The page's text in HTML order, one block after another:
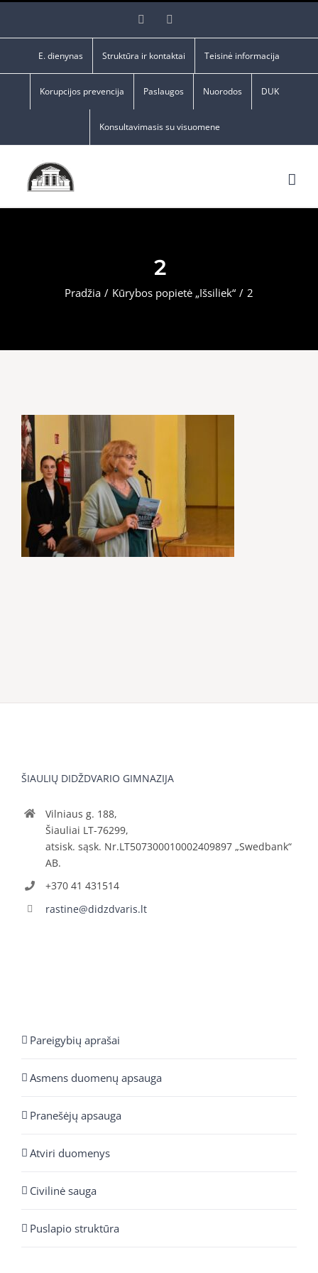
Facebook
E. dienynas Struktūra ir kontaktai Teisinė informacija
Korupcijos prevencija Paslaugos Nuorodos DUK
Konsultavimasis su visuomene
2
Pradžia / Kūrybos popietė „Išsiliek“ / 2
ŠIAULIŲ DIDŽDVARIO GIMNAZIJA
Vilniaus g. 188,
Šiauliai LT-76299,
atsisk. sąsk. Nr.LT507300010002409897 „Swedbank“
AB.
+370 41 431514
rastine@didzdvaris.lt
Pareigybių aprašai
Asmens duomenų apsauga
Pranešėjų apsauga
Atviri duomenys
Civilinė sauga
Puslapio struktūra